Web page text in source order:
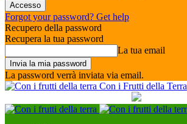
Forgot your password? Get help
Recupero della password
Recupera la tua password
La tua email
La password verrà inviata via email.
Con i Frutti della Terra